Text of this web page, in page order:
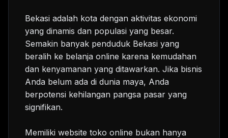
Bekasi adalah kota dengan aktivitas ekonomi
yang dinamis dan populasi yang besar.
Semakin banyak penduduk Bekasi yang
beralih ke belanja online karena kemudahan
dan kenyamanan yang ditawarkan. Jika bisnis
Anda belum ada di dunia maya, Anda
berpotensi kehilangan pangsa pasar yang
signifikan.
Memiliki website toko online bukan hanya